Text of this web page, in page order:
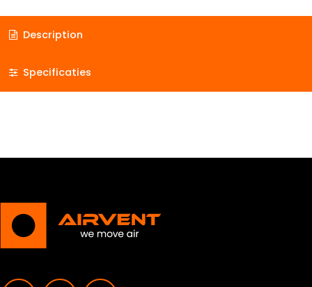
Description
Specificaties